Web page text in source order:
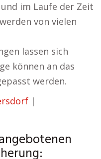
im Laufe der Zeit
von vielen
lassen sich
können an das
werden.
|